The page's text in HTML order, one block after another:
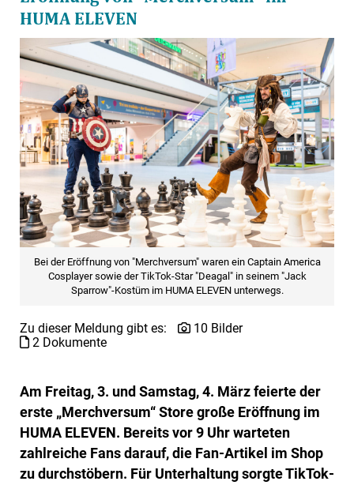
HUMA ELEVEN
Bei der Eröffnung von "Merchversum" waren ein Captain America
Cosplayer sowie der TikTok-Star "Deagal" in seinem "Jack
Sparrow"-Kostüm im HUMA ELEVEN unterwegs.
Zu dieser Meldung gibt es:
10 Bilder
2 Dokumente
Am Freitag, 3. und Samstag, 4. März feierte der
erste „Merchversum“ Store große Eröffnung im
HUMA ELEVEN. Bereits vor 9 Uhr warteten
zahlreiche Fans darauf, die Fan-Artikel im Shop
zu durchstöbern. Für Unterhaltung sorgte TikTok-